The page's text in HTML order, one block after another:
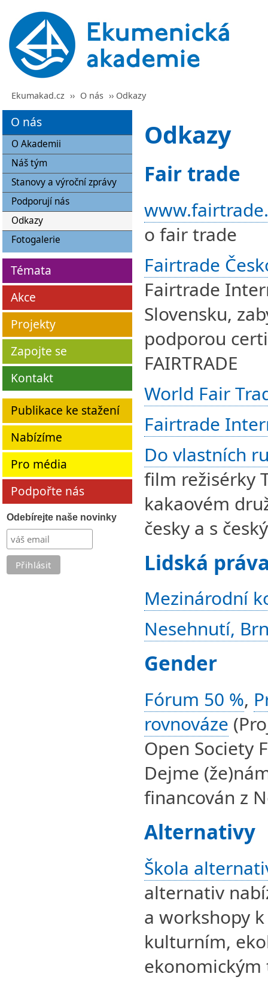
Ekumakad.cz ›› O nás ›› Odkazy
O nás
O Akademii
Náš tým
Stanovy a výroční zprávy
Podporují nás
Odkazy
Fotogalerie
Témata
Akce
Projekty
Zapojte se
Kontakt
Publikace ke stažení
Nabízíme
Pro média
Podpořte nás
Odebírejte naše novinky
Odkazy
Fair trade
o fair trade
Fairtrade
Fairtrade
Slovensku,
podporou
FAIRTRADE
World Fair
Fairtrade
Do vlastních
film režisérky
kakaovém
česky a s
Lidská
Mezinárodní
Nesehnutí,
Gender
Fórum 50 %,
rovnováze
Open Society
Dejme
financován z
Alternativy
Škola
alternativ
a workshopy
kulturním,